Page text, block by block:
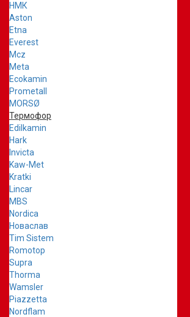
НМК
Aston
Etna
Everest
Mcz
Meta
Ecokamin
Prometall
MORSØ
Термофор
Edilkamin
Hark
Invicta
Kaw-Met
Kratki
Lincar
MBS
Nordica
Новаслав
Tim Sistem
Romotop
Supra
Thorma
Wamsler
Piazzetta
Nordflam